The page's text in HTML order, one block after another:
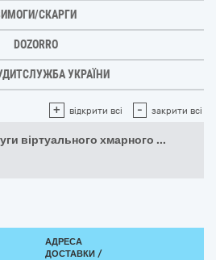
СКАРГИ
DOZORRO
УКРАЇНИ
+ відкрити всі - закрити всі
віртуального хмарного ...
АДРЕСА
ДОСТАВКИ /